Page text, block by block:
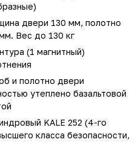
двери 130 мм, полотно
Вес до 130 кг
(1 магнитный)
и полотно двери
утеплено базальтовой
KALE 252 (4-го
класса безопасности,